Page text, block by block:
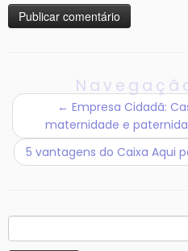
← Empresa Cidadã:
maternidade e
5 vantagens do Caixa Aqui
por: